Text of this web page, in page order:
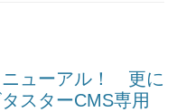
ニューアル！ 更に
スターCMS専用